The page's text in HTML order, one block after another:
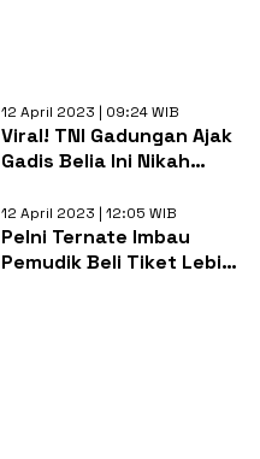
12 April 2023 | 09:24 WIB
Viral! TNI Gadungan Ajak
Gadis Belia Ini Nikah
Jorok: Ngen..
12 April 2023 | 12:05 WIB
Pelni Ternate Imbau
Pemudik Beli Tiket Lebih